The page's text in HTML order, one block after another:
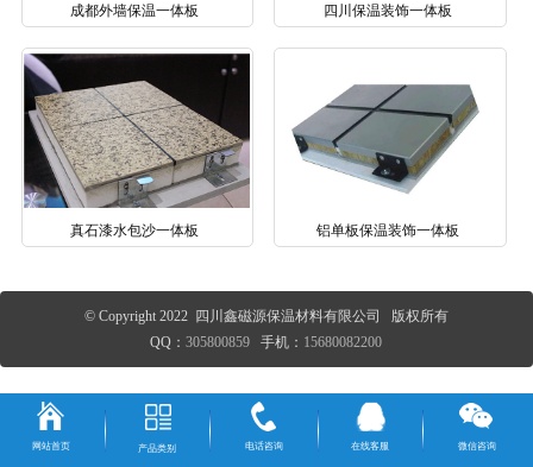
成都外墙保温一体板 四川保温装饰一体板
真石漆水包沙一体板 铝单板保温装饰一体板
© Copyright 2022 四川鑫磁源保温材料有限公司 版权所有
QQ：305800859 手机： 15680082200
网站首页 产品类别 电话咨询 在线客服 微信咨询